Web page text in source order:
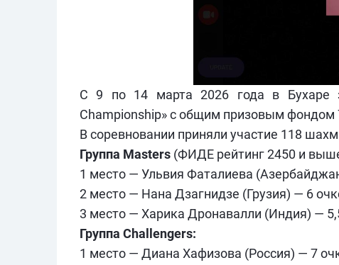
С 9 по 14 марта 2026 года в Бухаре
Championship» с общим призовым
В соревновании приняли участие 118
Группа Masters (ФИДЕ рейтинг 2450 и
1 место — Ульвия Фаталиева
2 место — Нана Дзагнидзе (Грузия) — 6
3 место — Харика Дронавалли (Индия) —
Группа Challengers:
1 место — Диана Хафизова (Россия) — 7